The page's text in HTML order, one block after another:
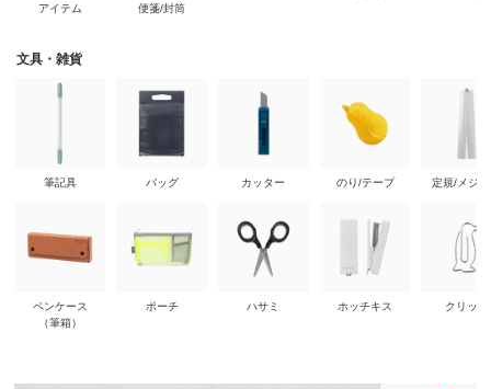
アイテム
便箋/封筒
文具・雑貨
筆記具
ペンケース
（筆箱）
バッグ
ポーチ
カッター
ハサミ
のり/テープ
ホッチキス
定規/メジ
クリップ